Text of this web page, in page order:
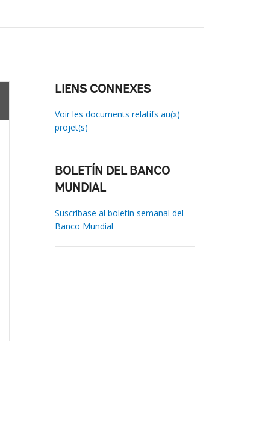
LIENS CONNEXES
Voir les documents relatifs au(x)
projet(s)
BOLETÍN DEL BANCO
MUNDIAL
Suscríbase al boletín semanal del
Banco Mundial